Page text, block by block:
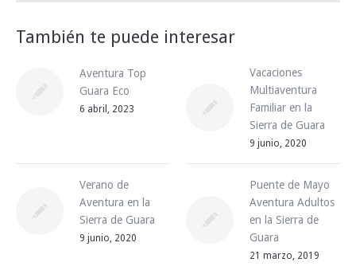
También te puede interesar
Aventura Top
Guara Eco
6 abril, 2023
Vacaciones
Multiaventura
Familiar en la
Sierra de Guara
9 junio, 2020
Verano de
Aventura en la
Sierra de Guara
9 junio, 2020
Puente de Mayo
Aventura Adultos
en la Sierra de
Guara
21 marzo, 2019